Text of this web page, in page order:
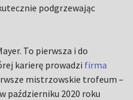
podgrzewając
To pierwsza i do
karierę prowadzi firma
mistrzowskie trofeum –
październiku 2020 roku